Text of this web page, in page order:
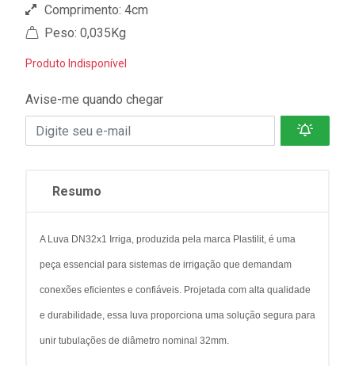
Comprimento: 4cm
Peso: 0,035Kg
Produto Indisponível
Avise-me quando chegar
Resumo
A Luva DN32x1 Irriga, produzida pela marca Plastilit, é uma
peça essencial para sistemas de irrigação que demandam
conexões eficientes e confiáveis. Projetada com alta qualidade
e durabilidade, essa luva proporciona uma solução segura para
unir tubulações de diâmetro nominal 32mm.